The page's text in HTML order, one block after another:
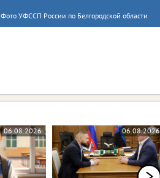
Фото УФССП России по Белгородской области
06.08.2026 06.08.2026